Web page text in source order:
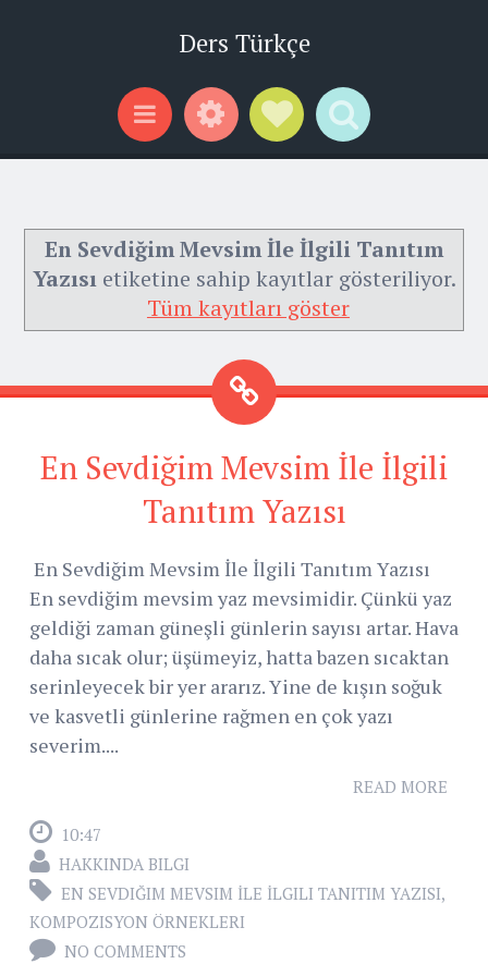
Ders Türkçe
Menu WidgetsSocial Links
Search
En Sevdiğim Mevsim İle İlgili Tanıtım
Yazısıetiketine sahip kayıtlar gösteriliyor.
Tüm kayıtları göster
En Sevdiğim Mevsim İle İlgili
Tanıtım Yazısı
En Sevdiğim Mevsim İle İlgili Tanıtım Yazısı
En sevdiğim mevsim yaz mevsimidir. Çünkü yaz
geldiği zaman güneşli günlerin sayısı artar. Hava
daha sıcak olur; üşümeyiz, hatta bazen sıcaktan
serinleyecek bir yer ararız. Yine de kışın soğuk
ve kasvetli günlerine rağmen en çok yazı
severim....
READ MORE
10:47
HAKKINDA BILGI
EN SEVDIĞIM MEVSIM İLE İLGILI TANITIM YAZISI,
KOMPOZISYON ÖRNEKLERI
NO COMMENTS